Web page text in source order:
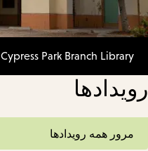
Cypress Park Branch Library
رویدادها
مرور همه رویدادها